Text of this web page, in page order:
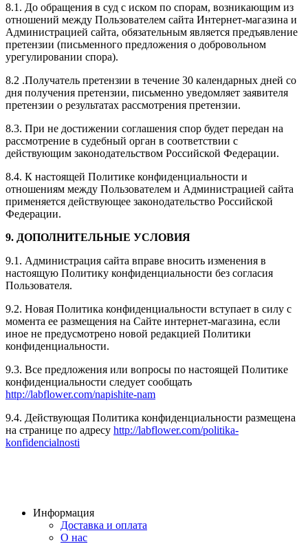
8.1. До обращения в суд с иском по спорам, возникающим из
отношений между Пользователем сайта Интернет-магазина и
Администрацией сайта, обязательным является предъявление
претензии (письменного предложения о добровольном
урегулировании спора).
8.2 .Получатель претензии в течение 30 календарных дней со
дня получения претензии, письменно уведомляет заявителя
претензии о результатах рассмотрения претензии.
8.3. При не достижении соглашения спор будет передан на
рассмотрение в судебный орган в соответствии с
действующим законодательством Российской Федерации.
8.4. К настоящей Политике конфиденциальности и
отношениям между Пользователем и Администрацией сайта
применяется действующее законодательство Российской
Федерации.
9. ДОПОЛНИТЕЛЬНЫЕ УСЛОВИЯ
9.1. Администрация сайта вправе вносить изменения в
настоящую Политику конфиденциальности без согласия
Пользователя.
9.2. Новая Политика конфиденциальности вступает в силу с
момента ее размещения на Сайте интернет-магазина, если
иное не предусмотрено новой редакцией Политики
конфиденциальности.
9.3. Все предложения или вопросы по настоящей Политике
конфиденциальности следует сообщать
http://labflower.com/napishite-nam
9.4. Действующая Политика конфиденциальности размещена
на странице по адресу http://labflower.com/politika-
konfidencialnosti
Информация
Доставка и оплата
О нас